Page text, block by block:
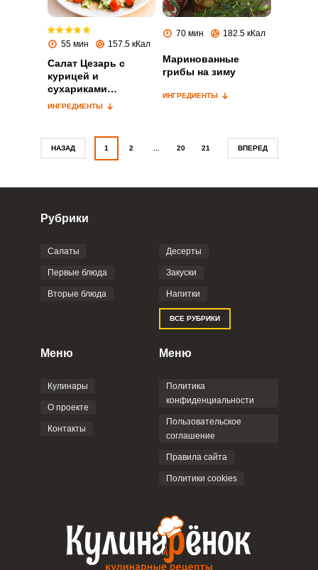
55 мин 157.5 кКал
Салат Цезарь с
курицей и
сухариками
классический
ИНГРЕДИЕНТЫ
70 мин 182.5 кКал
Маринованные
грибы на зиму
ИНГРЕДИЕНТЫ
НАЗАД 1 2 20 21 ВПЕРЕД
Рубрики
Салаты
Первые блюда
Вторые блюда
Десерты
Закуски
Напитки
ВСЕ РУБРИКИ
Меню
Кулинары
О проекте
Контакты
Меню
Политика
конфиденциальности
Пользовательское
соглашение
Правила сайта
Политики cookies